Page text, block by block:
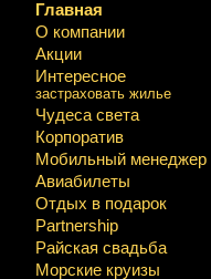
Главная
О компании
Акции
Интересное
застраховать жилье
Чудеса света
Корпоратив
Мобильный менеджер
Авиабилеты
Отдых в подарок
Partnership
Райская свадьба
Морские круизы